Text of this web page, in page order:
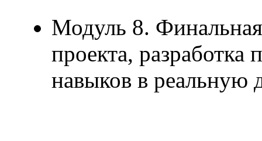
Модуль 8.
проекта,
навыков в реальную